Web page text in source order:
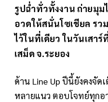
รูปฉ่ำทั่วทั้งงาน ถ่ายมุ
อวดให้สนั่นโซเชียล รว
ไว้ในที่เดียว ในวันเสา
เสม็ด จ.ระยอง
ด้าน Line Up ปีนี้ยังคงจัด
หลายแนว ตอบโจทย์ทุก